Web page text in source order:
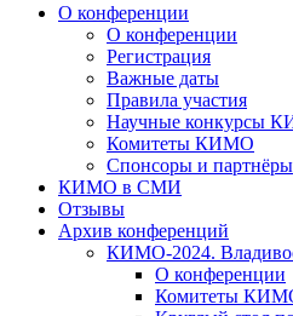
О конференции
О конференции
Регистрация
Важные даты
Правила участия
Научные конкурсы
Комитеты КИМО
Спонсоры и партнёры
КИМО в СМИ
Отзывы
Архив конференций
КИМО-2024.
О конференции
Комитеты